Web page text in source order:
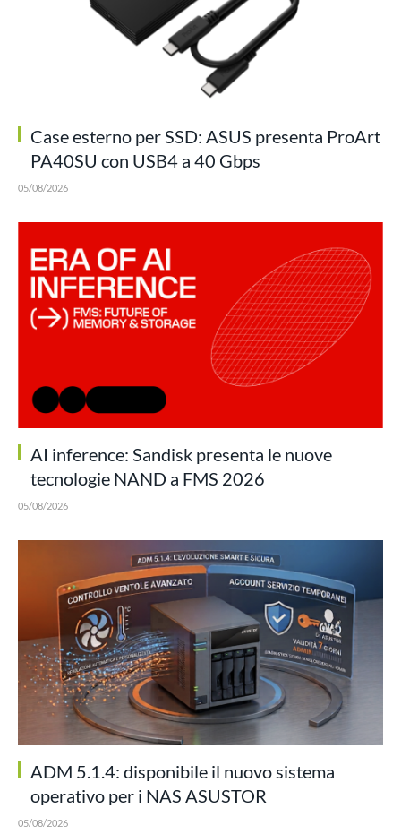
Case esterno per SSD: ASUS presenta ProArt
PA40SU con USB4 a 40 Gbps
05/08/2026
AI inference: Sandisk presenta le nuove
tecnologie NAND a FMS 2026
05/08/2026
ADM 5.1.4: disponibile il nuovo sistema
operativo per i NAS ASUSTOR
05/08/2026